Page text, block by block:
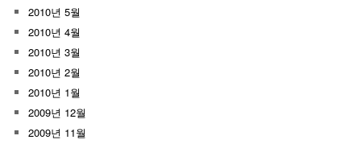
2010년 5월
2010년 4월
2010년 3월
2010년 2월
2010년 1월
2009년 12월
2009년 11월